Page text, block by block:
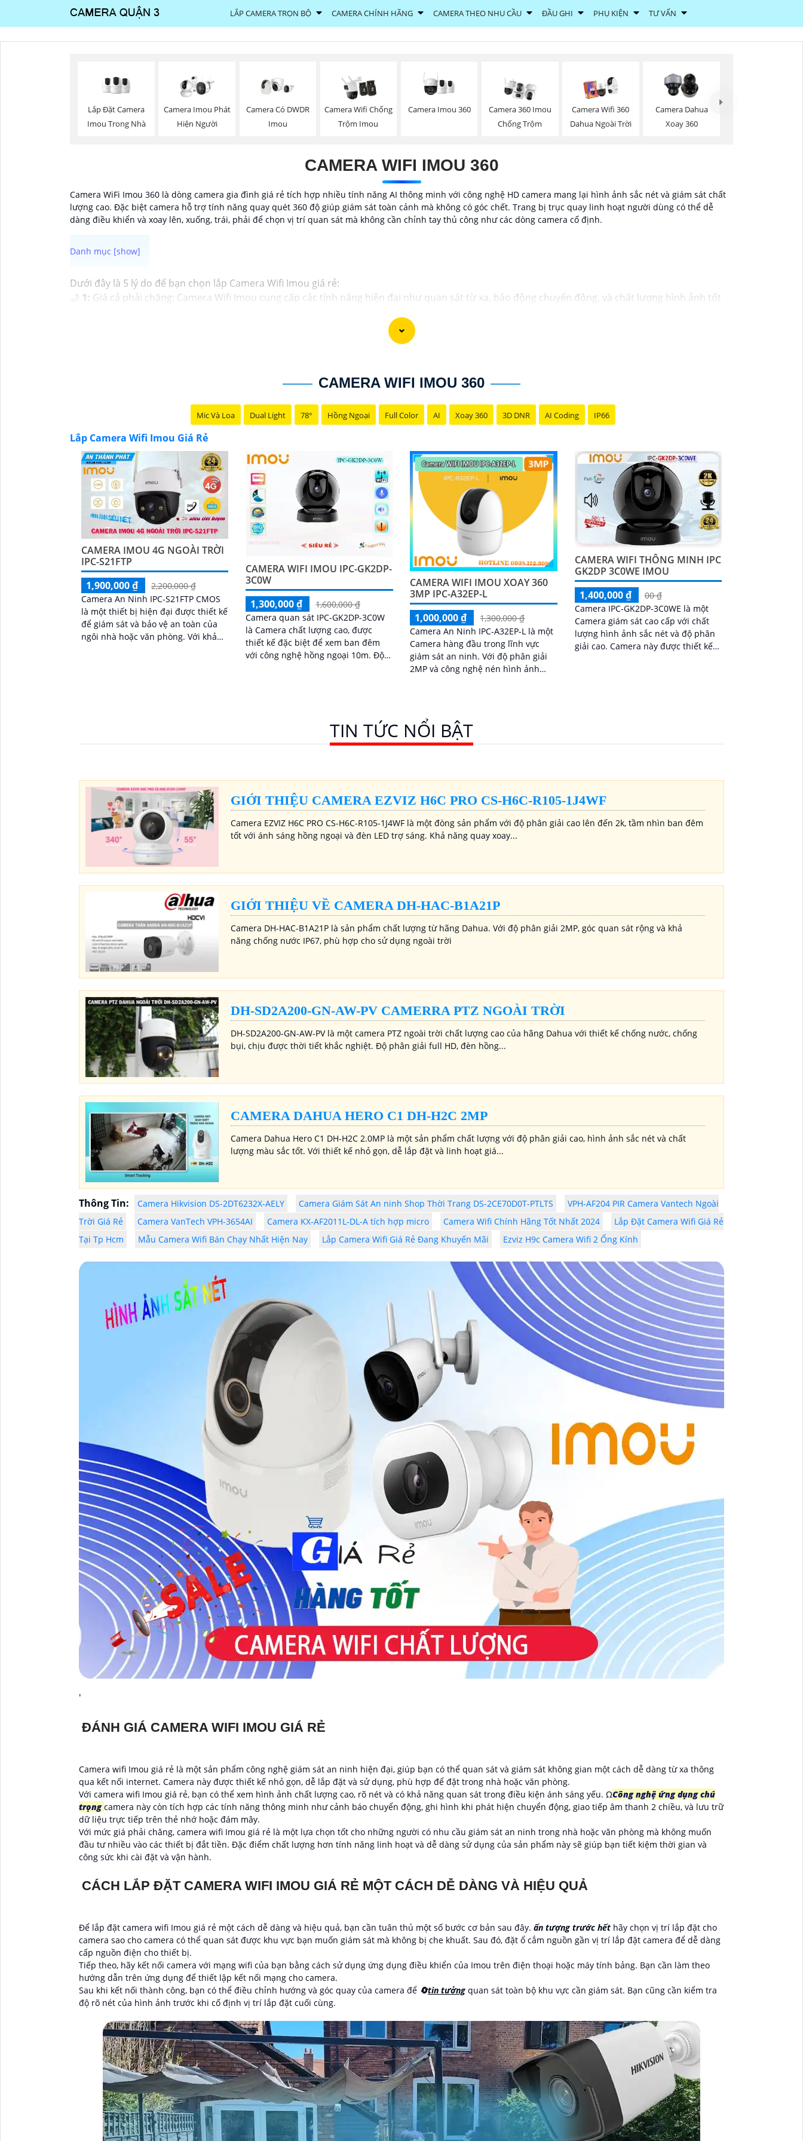
LẮP CAMERA TRỌN BỘ CAMERA CHÍNH HÃNG CAMERA THEO NHU CẦU ĐẦU GHI PHỤ KIỆN TƯ VẤN
Lắp Đặt Camera
Imou Trong Nhà
Camera Imou Phát
Hiện Người
Camera Có DWDR
Imou
Camera Wifi Chống
Trộm Imou
Camera Imou 360
Camera 360 Imou
Chống Trộm
Camera Wifi 360
Dahua Ngoài Trời
Camera Dahua
Xoay 360
CAMERA WIFI IMOU 360
Camera WiFi Imou 360 là dòng camera gia đình giá rẻ tích hợp nhiều tính năng AI thông minh với công nghệ HD camera mang lại hình ảnh sắc nét và giám sát chất
lượng cao. Đặc biệt camera hỗ trợ tính năng quay quét 360 độ giúp giám sát toàn cảnh mà không có góc chết. Trang bị trục quay linh hoạt người dùng có thể dễ
dàng điều khiển và xoay lên, xuống, trái, phải để chọn vị trí quan sát mà không cần chỉnh tay thủ công như các dòng camera cố định.
Dưới đây là 5 lý do để bạn chọn lắp Camera Wifi Imou giá rẻ:
🌙 1: Giá cả phải chăng: Camera Wifi Imou cung cấp các tính năng hiện đại như quan sát từ xa, báo động chuyển động, và chất lượng hình ảnh tốt
Dễ dàng lắp đặt: Camera Imou được thiết kế dễ dàng lắp đặt, bạn có thể tự cài đặt và sử dụng mà không cần phải thuê dịch vụ chuyên nghiệp.
Độ tin cậy cao: Sản phẩm của Imou được sản xuất bởi một trong những công ty hàng đầu trong lĩnh vực an ninh và giám sát, vì vậy bạn có thể
Hy vọng những thông tin trên giúp bạn tìm được lựa chọn hoàn hảo cho Camera Wifi Imou giá rẻ.
CAMERA WIFI IMOU 360
Mic Và Loa Dual Light 78° Hồng Ngoại Full Color AI Xoay 360 3D DNR AI Coding IP66
Lắp Camera Wifi Imou Giá Rẻ
CAMERA IMOU 4G NGOÀI TRỜI
IPC-S21FTP
1,900,000 ₫
2,200,000 ₫
Camera An Ninh IPC-S21FTP CMOS
là một thiết bị hiện đại được thiết kế
để giám sát và bảo vệ an toàn của
ngôi nhà hoặc văn phòng. Với khả
CAMERA WIFI IMOU IPC-GK2DP-
3C0W
1,300,000 ₫
1,600,000 ₫
Camera quan sát IPC-GK2DP-3C0W
là Camera chất lượng cao, được
thiết kế đặc biệt để xem ban đêm
với công nghệ hồng ngoại 10m. Độ
CAMERA WIFI IMOU XOAY 360
3MP IPC-A32EP-L
1,000,000 ₫
1,300,000 ₫
Camera An Ninh IPC-A32EP-L là một
Camera hàng đầu trong lĩnh vực
giám sát an ninh. Với độ phân giải
2MP và công nghệ nén hình ảnh
CAMERA WIFI THÔNG MINH IPC
GK2DP 3C0WE IMOU
1,400,000 ₫
00 ₫
Camera IPC-GK2DP-3C0WE là một
Camera giám sát cao cấp với chất
lượng hình ảnh sắc nét và độ phân
giải cao. Camera này được thiết kế
TIN TỨC NỔI BẬT
GIỚI THIỆU CAMERA EZVIZ H6C PRO CS-H6C-R105-1J4WF
Camera EZVIZ H6C PRO CS-H6C-R105-1J4WF là một đòng sản phẩm với độ phân giải cao lên đến 2k, tầm nhìn ban đêm
tốt với ánh sáng hồng ngoại và đèn LED trợ sáng. Khả năng quay xoay...
GIỚI THIỆU VỀ CAMERA DH-HAC-B1A21P
Camera DH-HAC-B1A21P là sản phẩm chất lượng từ hãng Dahua. Với độ phân giải 2MP, góc quan sát rộng và khả
năng chống nước IP67, phù hợp cho sử dụng ngoài trời
DH-SD2A200-GN-AW-PV CAMERRA PTZ NGOÀI TRỜI
DH-SD2A200-GN-AW-PV là một camera PTZ ngoài trời chất lượng cao của hãng Dahua với thiết kế chống nước, chống
bụi, chịu được thời tiết khắc nghiệt. Độ phân giải full HD, đèn hồng...
CAMERA DAHUA HERO C1 DH-H2C 2MP
Camera Dahua Hero C1 DH-H2C 2.0MP là một sản phẩm chất lượng với độ phân giải cao, hình ảnh sắc nét và chất
lượng màu sắc tốt. Với thiết kế nhỏ gọn, dễ lắp đặt và linh hoạt giá...
Thông Tin: Camera Hikvision DS-2DT6232X-AELY Camera Giám Sát An ninh Shop Thời Trang DS-2CE70D0T-PTLTS
VPH-AF204 PIR Camera Vantech Ngoài
Trời Giá Rẻ
Camera VanTech VPH-3654AI Camera KX-AF2011L-DL-A tích hợp micro Camera Wifi Chính Hãng Tốt Nhất 2024
Lắp Đặt Camera Wifi Giá Rẻ
Tại Tp Hcm
Mẫu Camera Wifi Bán Chạy Nhất Hiện Nay Lắp Camera Wifi Giá Rẻ Đang Khuyến Mãi Ezviz H9c Camera Wifi 2 Ống Kính
'
ĐÁNH GIÁ CAMERA WIFI IMOU GIÁ RẺ
Camera wifi Imou giá rẻ là một sản phẩm công nghệ giám sát an ninh hiện đại, giúp bạn có thể quan sát và giám sát không gian một cách dễ dàng từ xa thông
qua kết nối internet. Camera này được thiết kế nhỏ gọn, dễ lắp đặt và sử dụng, phù hợp để đặt trong nhà hoặc văn phòng.
Với camera wifi Imou giá rẻ, bạn có thể xem hình ảnh chất lượng cao, rõ nét và có khả năng quan sát trong điều kiện ánh sáng yếu. ΩCông nghệ ứng dụng chú
trọngcamera này còn tích hợp các tính năng thông minh như cảnh báo chuyển động, ghi hình khi phát hiện chuyển động, giao tiếp âm thanh 2 chiều, và lưu trữ
dữ liệu trực tiếp trên thẻ nhớ hoặc đám mây.
Với mức giá phải chăng, camera wifi Imou giá rẻ là một lựa chọn tốt cho những người có nhu cầu giám sát an ninh trong nhà hoặc văn phòng mà không muốn
đầu tư nhiều vào các thiết bị đắt tiền. Đặc điểm chất lượng hơn tính năng linh hoạt và dễ dàng sử dụng của sản phẩm này sẽ giúp bạn tiết kiệm thời gian và
công sức khi cài đặt và vận hành.
CÁCH LẮP ĐẶT CAMERA WIFI IMOU GIÁ RẺ MỘT CÁCH DỄ DÀNG VÀ HIỆU QUẢ
Để lắp đặt camera wifi Imou giá rẻ một cách dễ dàng và hiệu quả, bạn cần tuân thủ một số bước cơ bản sau đây. ấn tượng trước hết hãy chọn vị trí lắp đặt cho
camera sao cho camera có thể quan sát được khu vực bạn muốn giám sát mà không bị che khuất. Sau đó, đặt ổ cắm nguồn gần vị trí lắp đặt camera để dễ dàng
cấp nguồn điện cho thiết bị.
Tiếp theo, hãy kết nối camera với mạng wifi của bạn bằng cách sử dụng ứng dụng điều khiển của Imou trên điện thoại hoặc máy tính bảng. Bạn cần làm theo
hướng dẫn trên ứng dụng để thiết lập kết nối mạng cho camera.
Sau khi kết nối thành công, bạn có thể điều chỉnh hướng và góc quay của camera để 🔄tin tưởng quan sát toàn bộ khu vực cần giám sát. Bạn cũng cần kiểm tra
độ rõ nét của hình ảnh trước khi cố định vị trí lắp đặt cuối cùng.